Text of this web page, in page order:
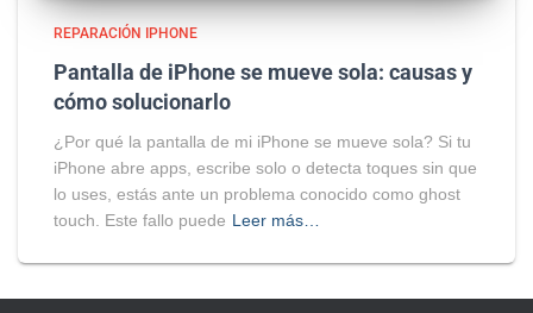
REPARACIÓN IPHONE
Pantalla de iPhone se mueve sola: causas y
cómo solucionarlo
¿Por qué la pantalla de mi iPhone se mueve sola? Si tu
iPhone abre apps, escribe solo o detecta toques sin que
lo uses, estás ante un problema conocido como ghost
touch. Este fallo puede Leer más…